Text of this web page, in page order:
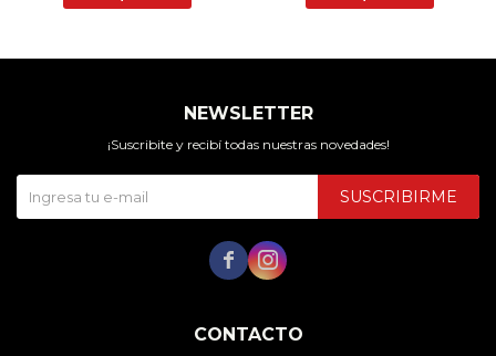
CONTACTO
NEWSLETTER
¡Suscribite y recibí todas nuestras novedades!
SUSCRIBIRME
 